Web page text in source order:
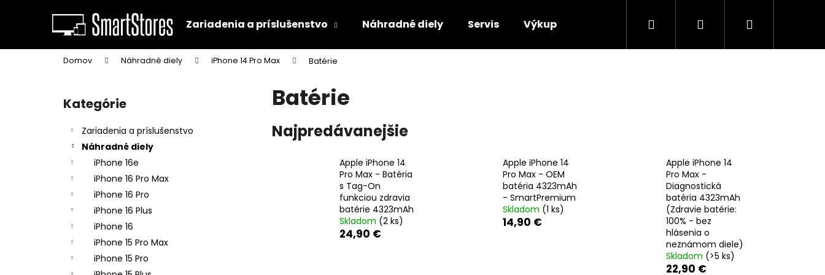
Zariadenia a príslušenstvo Náhradné diely Servis Výkup Kontakt
Hľadať PrihlásenieNákupný
Domov Náhradné diely iPhone 14 Pro Max Batérie
Preskočiť
kategórie
Kategórie
Zariadenia a príslušenstvo
Náhradné diely
iPhone 16e
iPhone 16 Pro Max
iPhone 16 Pro
iPhone 16 Plus
iPhone 16
iPhone 15 Pro Max
iPhone 15 Pro
Batérie
Najpredávanejšie
Apple iPhone 14
Pro Max - Batéria
s Tag-On
funkciou zdravia
batérie 4323mAh
Skladom (2 ks)
24,90 €
Apple iPhone 14
Pro Max - OEM
batéria 4323mAh
- SmartPremium
Skladom (1 ks)
14,90 €
Apple iPhone 14
Pro Max -
Diagnostická
batéria 4323mAh
(Zdravie batérie:
100% - bez
hlásenia o
neznámom diele)
Skladom (>5 ks)
22,90 €
í
Späť
do
obchodu
Späť
do
obchodu
Čo potrebujete nájsť?
Odporúčame
Nasledujúce